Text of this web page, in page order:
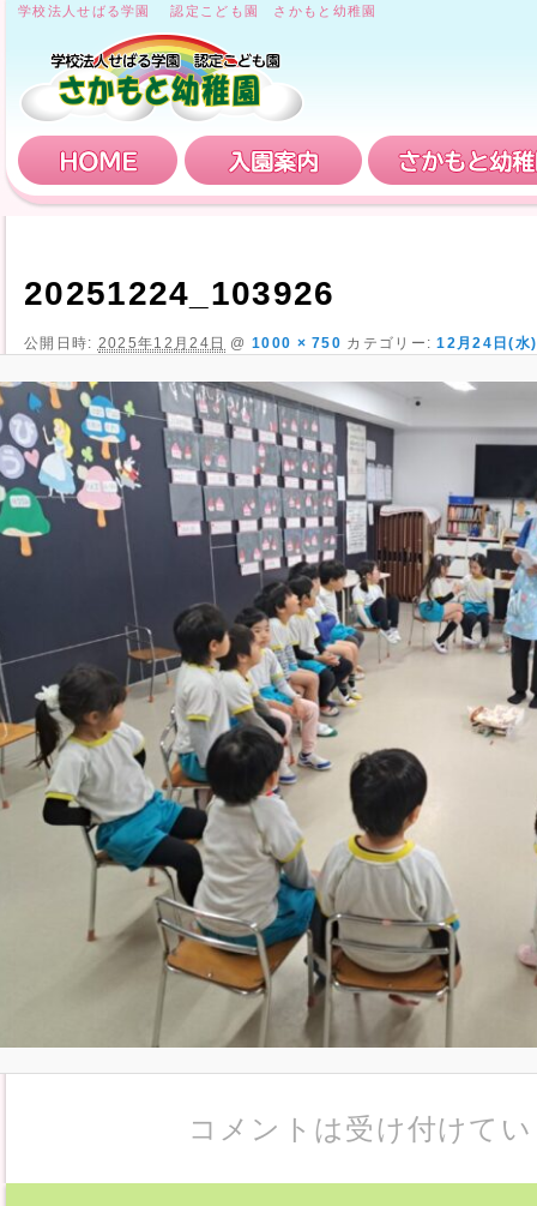
学校法人せばる学園 認定こども園 さかもと幼稚園
HOME 入園案内
20251224_103926
公開日時: 2025年12月24日 @1000 × 750 カテゴリー:12月24日(水)
コメントは受け付けて